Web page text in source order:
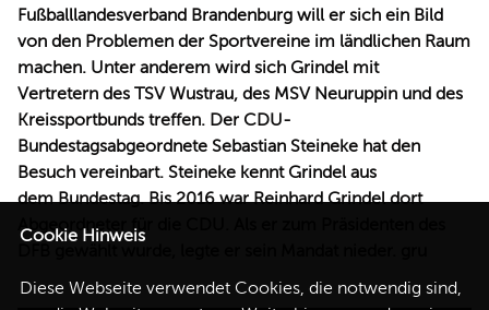
Fußballlandesverband Brandenburg will er sich ein Bild
von den Problemen der Sportvereine im ländlichen Raum
machen. Unter anderem wird sich Grindel mit
Vertretern des TSV Wustrau, des MSV Neuruppin und des
Kreissportbunds treffen. Der CDU-
Bundestagsabgeordnete Sebastian Steineke hat den
Besuch vereinbart. Steineke kennt Grindel aus
dem Bundestag. Bis 2016 war Reinhard Grindel dort
Abgeordneter für die CDU. Als er zum Präsidenten des
Cookie Hinweis
Diese Webseite verwendet Cookies, die notwendig sind,